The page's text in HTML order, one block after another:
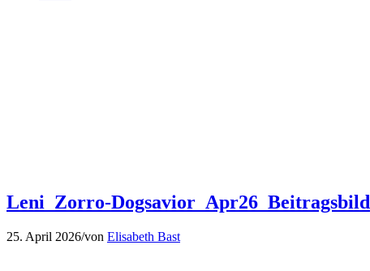
Leni_Zorro-Dogsavior_Apr26_Beitragsbild
25. April 2026/von Elisabeth Bast